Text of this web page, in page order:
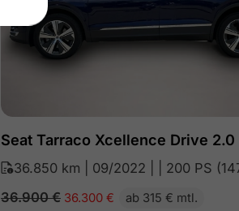
Seat Tarraco Xcellence Drive 2.0
36.850 km | 09/2022 | | 200 PS
36.900€ 36.300€ ab 315 € mtl.